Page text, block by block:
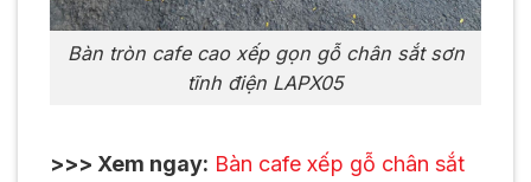
Bàn tròn cafe cao xếp gọn gỗ chân sắt sơn
tĩnh điện LAPX05
>>> Xem ngay: Bàn cafe xếp gỗ chân sắt